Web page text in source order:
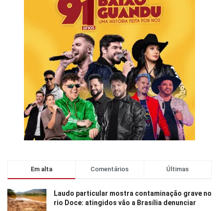
Em alta Comentários Últimas
Laudo particular mostra contaminação grave no
rio Doce: atingidos vão a Brasília denunciar